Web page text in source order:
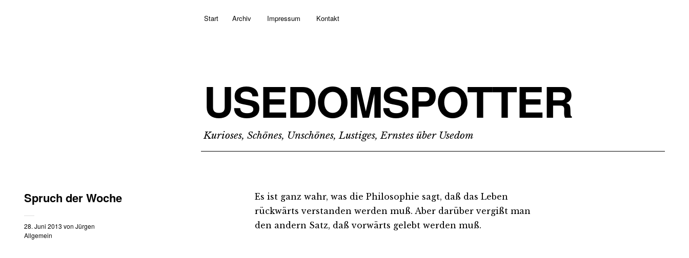
Start Archiv Impressum Kontakt
USEDOMSPOTTER
Kurioses, Schönes, Unschönes, Lustiges, Ernstes über Usedom
Spruch der Woche
28. Juni 2013 von Jürgen
Allgemein
Es ist ganz wahr, was die Philosophie sagt, daß das Leben
rückwärts verstanden werden muß. Aber darüber vergißt man
den andern Satz, daß vorwärts gelebt werden muß.